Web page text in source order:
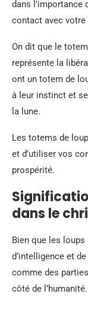
dans l’importance
contact avec
On dit que le
représente la
ont un totem de
à leur instinct et
la lune.
Les totems de
et d’utiliser vos
prospérité.
dans le
Bien que les
d’intelligence et
comme des
côté de l’humanité.